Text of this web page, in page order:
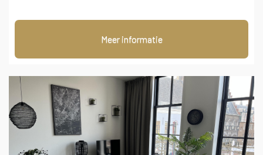
Meer informatie